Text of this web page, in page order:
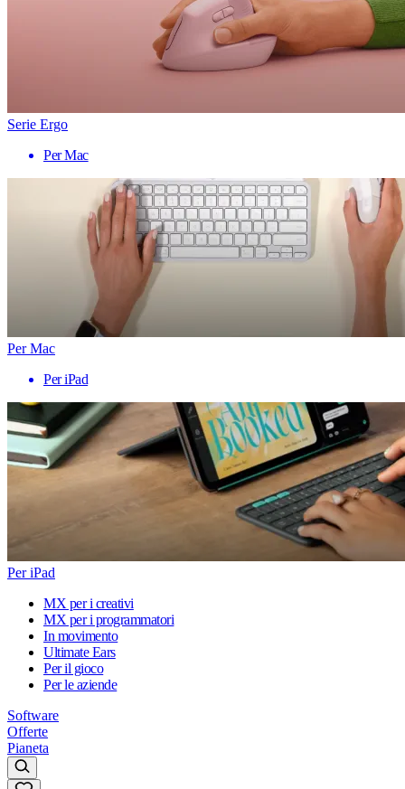
Serie Ergo
Per Mac
Per Mac
Per iPad
Per iPad
MX per i creativi
MX per i programmatori
In movimento
Ultimate Ears
Per il gioco
Per le aziende
Software
Offerte
Pianeta